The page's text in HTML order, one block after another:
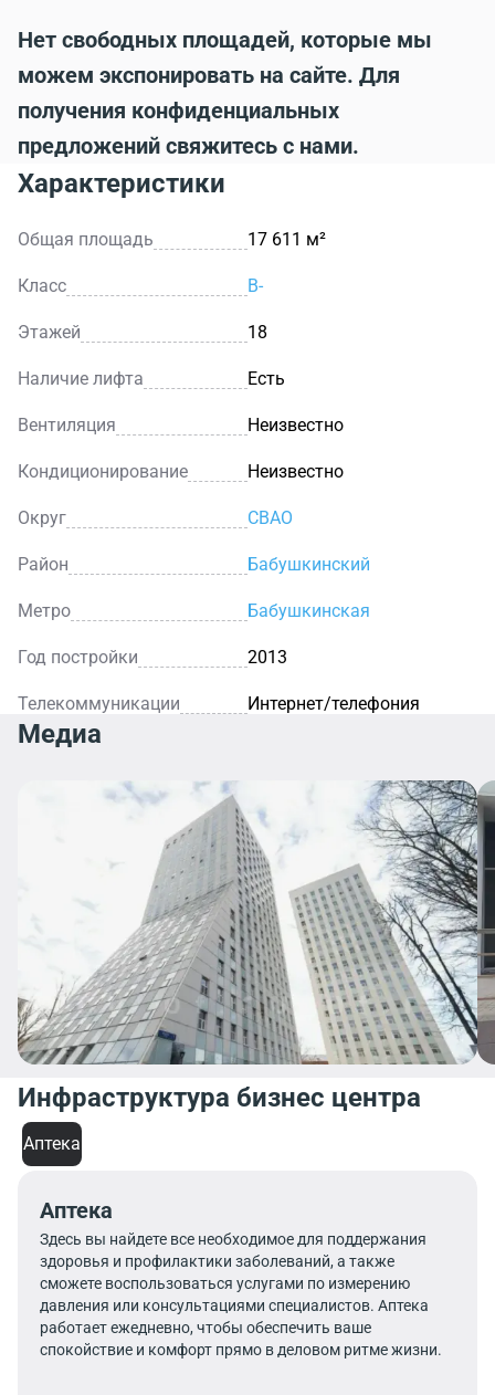
Нет свободных площадей, которые мы
можем экспонировать на сайте. Для
получения конфиденциальных
предложений свяжитесь с нами.
Характеристики
Общая площадь 17 611 м²
Класс B-
Этажей 18
Наличие лифта Есть
Вентиляция Неизвестно
Кондиционирование Неизвестно
Округ СВАО
Район Бабушкинский
Метро Бабушкинская
Год постройки 2013
Телекоммуникации Интернет/телефония
Медиа
Инфраструктура бизнес центра
Аптека
Аптека
Здесь вы найдете все необходимое для поддержания
здоровья и профилактики заболеваний, а также
сможете воспользоваться услугами по измерению
давления или консультациями специалистов. Аптека
работает ежедневно, чтобы обеспечить ваше
спокойствие и комфорт прямо в деловом ритме жизни.